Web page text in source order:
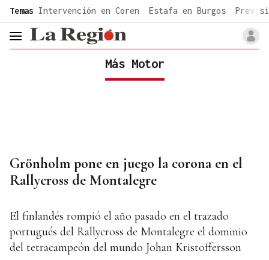
common.go-to-content
Temas Intervención en Coren Estafa en Burgos
header.menu.open
Más Motor
Grönholm pone en juego la corona en el
Rallycross de Montalegre
El finlandés rompió el año pasado en el trazado
portugués del Rallycross de Montalegre el dominio
del tetracampeón del mundo Johan Kristoffersson